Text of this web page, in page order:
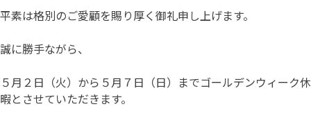
平素は格別のご愛顧を賜り厚く御礼申し上げます。
誠に勝手ながら、
５月２日（火）から５月７日（日）までゴールデンウィーク休
暇とさせていただきます。